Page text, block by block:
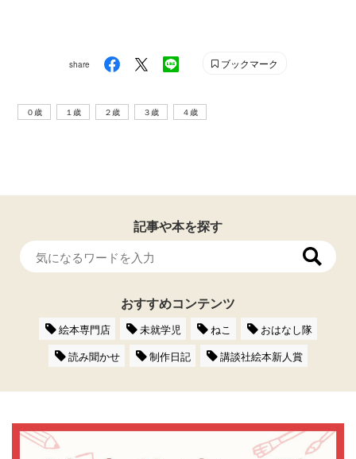
share ブックマーク
０歳 １歳 ２歳 ３歳 ４歳
記事や本を探す
おすすめコンテンツ
絵本専門店 未就学児 ねこ
おはなし隊
読み聞かせ
制作日記 講談社絵本新人賞